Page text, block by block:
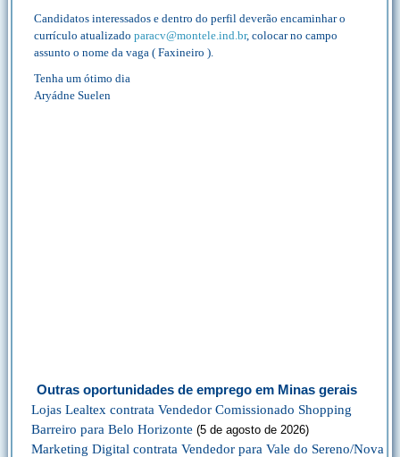
Candidatos interessados e dentro do perfil deverão encaminhar o
currículo atualizado paracv@montele.ind.br, colocar no campo
assunto o nome da vaga ( Faxineiro ).
Tenha um ótimo dia
Aryádne Suelen
Outras oportunidades de emprego em Minas gerais
Lojas Lealtex contrata Vendedor Comissionado Shopping
Barreiro para Belo Horizonte (5 de agosto de 2026)
Marketing Digital contrata Vendedor para Vale do Sereno/Nova